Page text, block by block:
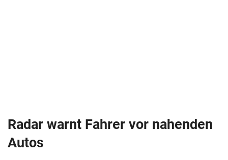
Radar warnt Fahrer vor nahenden
Autos